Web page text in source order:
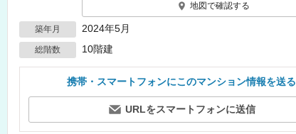
地図で確認する
築年月 2024年5月
総階数 10階建
携帯・スマートフォンにこのマンション情報を送る
URLをスマートフォンに送信